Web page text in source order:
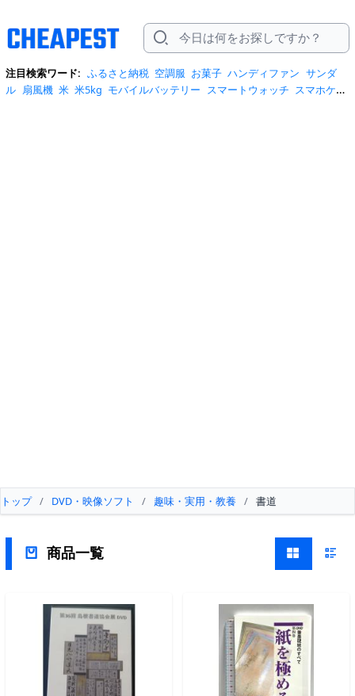
注目検索ワード: ふるさと納税 空調服 お菓子 ハンディファン サンダ
ル 扇風機 米 米5kg モバイルバッテリー スマートウォッチ スマホケー
トップ / DVD・映像ソフト / 趣味・実用・教養 / 書道
商品一覧